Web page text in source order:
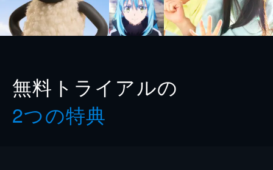
無料トライアルの
2つの特典